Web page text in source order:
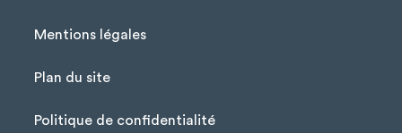
Menu Pied de page
Mentions légales
Plan du site
Politique de confidentialité